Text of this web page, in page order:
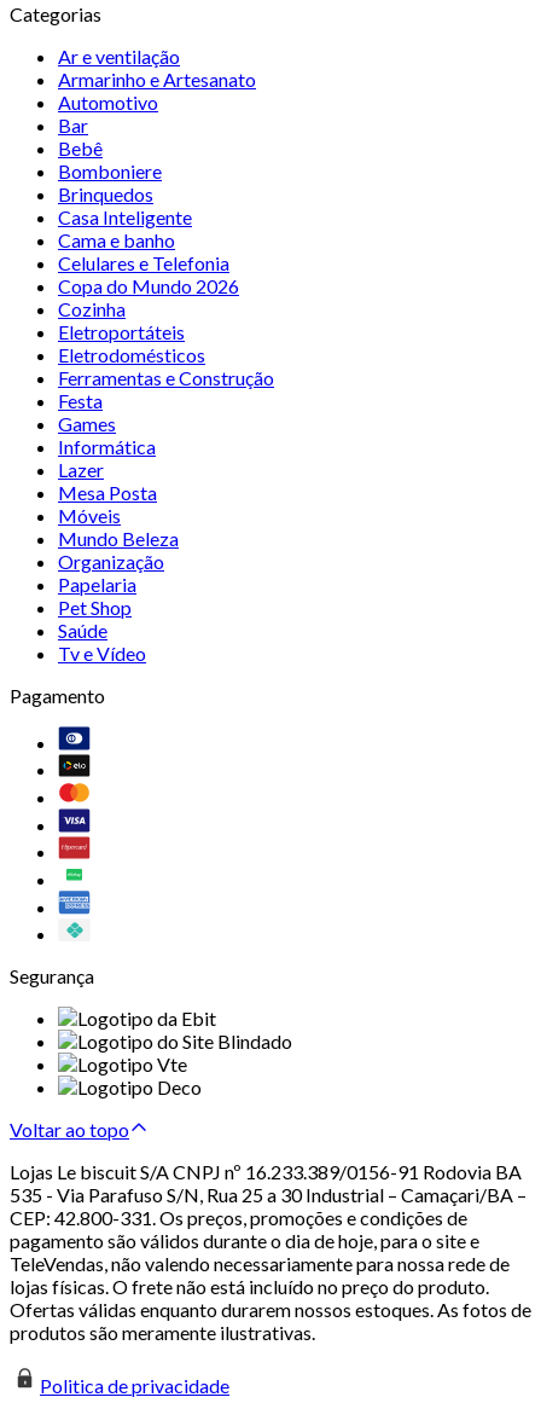
Categorias
Ar e ventilação
Armarinho e Artesanato
Automotivo
Bar
Bebê
Bomboniere
Brinquedos
Casa Inteligente
Cama e banho
Celulares e Telefonia
Copa do Mundo 2026
Cozinha
Eletroportáteis
Eletrodomésticos
Ferramentas e Construção
Festa
Games
Informática
Lazer
Mesa Posta
Móveis
Mundo Beleza
Organização
Papelaria
Pet Shop
Saúde
Tv e Vídeo
Pagamento
Segurança
Voltar ao topo
Lojas Le biscuit S/A CNPJ nº 16.233.389/0156-91 Rodovia BA
535 - Via Parafuso S/N, Rua 25 a 30 Industrial – Camaçari/BA –
CEP: 42.800-331. Os preços, promoções e condições de
pagamento são válidos durante o dia de hoje, para o site e
TeleVendas, não valendo necessariamente para nossa rede de
lojas físicas. O frete não está incluído no preço do produto.
Ofertas válidas enquanto durarem nossos estoques. As fotos de
produtos são meramente ilustrativas.
Politica de privacidade